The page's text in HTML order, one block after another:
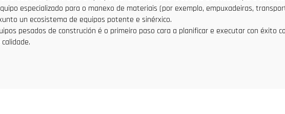
especializado para o manexo de materiais (por exemplo, empuxadeiras,
un ecosistema de equipos potente e sinérxico.
pesados de construción é o primeiro paso cara a planificar e executar con éxito